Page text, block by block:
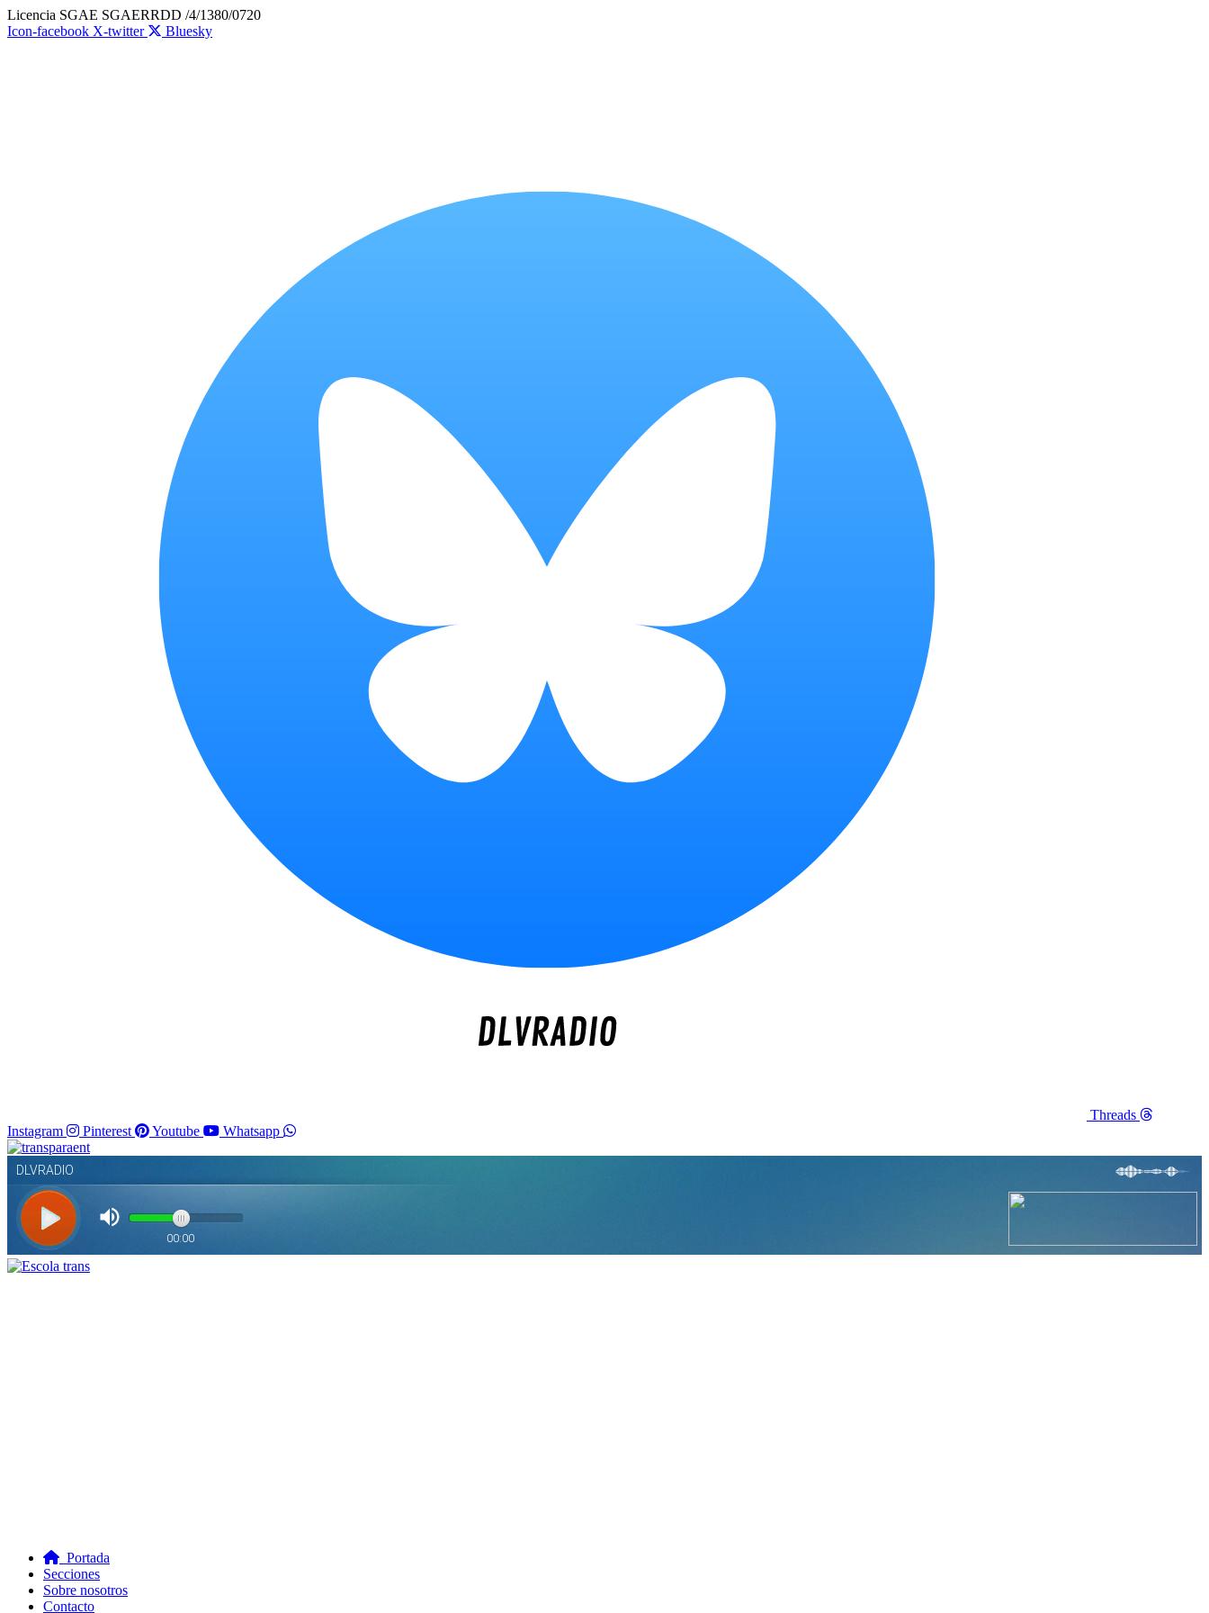
Ir
al
Licencia SGAE SGAERRDD /4/1380/0720
Icon-facebook X-twitter Bluesky
Threads
Instagram
Pinterest Youtube Whatsapp
Portada
Secciones
Sobre nosotros
Contacto